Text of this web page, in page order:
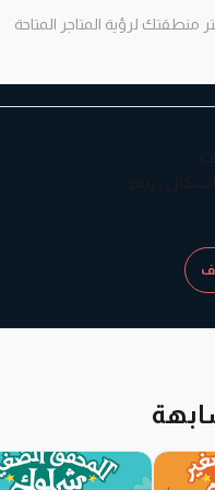
منطقتك لرؤية المتاجر المتاحة